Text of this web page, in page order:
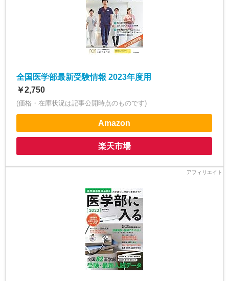
全国医学部最新受験情報 2023年度用
￥2,750
(価格・在庫状況は記事公開時点のものです)
Amazon
楽天市場